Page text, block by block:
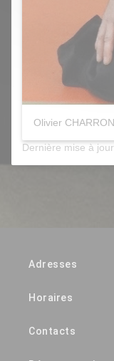
Olivier
Dernière mise à
Adresses
Horaires
Contacts